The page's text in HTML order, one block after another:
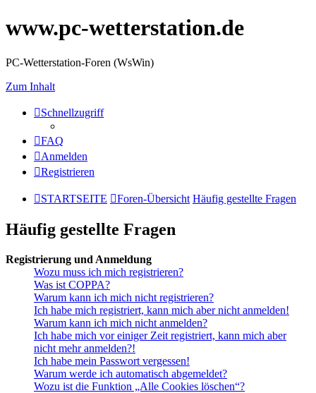
www.pc-wetterstation.de
PC-Wetterstation-Foren (WsWin)
Zum Inhalt
Schnellzugriff
FAQ
Anmelden
Registrieren
STARTSEITE Foren-Übersicht Häufig gestellte Fragen
Häufig gestellte Fragen
Registrierung und Anmeldung
Wozu muss ich mich registrieren?
Was ist COPPA?
Warum kann ich mich nicht registrieren?
Ich habe mich registriert, kann mich aber nicht anmelden!
Warum kann ich mich nicht anmelden?
Ich habe mich vor einiger Zeit registriert, kann mich aber
nicht mehr anmelden?!
Ich habe mein Passwort vergessen!
Warum werde ich automatisch abgemeldet?
Wozu ist die Funktion „Alle Cookies löschen“?